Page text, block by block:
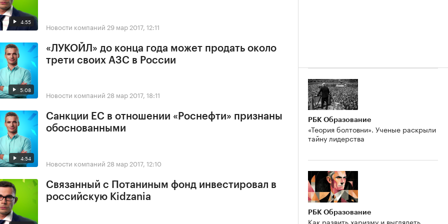
4:55 Новости компаний 29 мар 2017, 12:11
5:08
«ЛУКОЙЛ» до конца года может продать около
трети своих АЗС в России
Новости компаний 28 мар 2017, 18:11
4:54
Санкции ЕС в отношении «Роснефти» признаны
обоснованными
Новости компаний 28 мар 2017, 12:10
Связанный с Потаниным фонд инвестировал в
российскую Kidzania
РБК Образование
«Теория болтовни». Ученые раскрыли
тайну лидерства
РБК Образование
Как развить харизму и выглядеть